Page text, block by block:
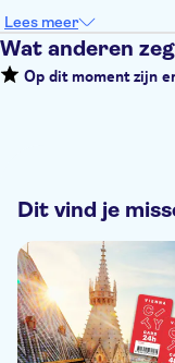
Lees meer
Wat anderen
Op dit moment zijn
Dit vind je